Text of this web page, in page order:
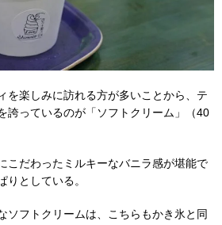
を楽しみに訪れる方が多いことから、テ
誇っているのが「ソフトクリーム」（40
こだわったミルキーなバニラ感が堪能で
りとしている。
ソフトクリームは、こちらもかき氷と同